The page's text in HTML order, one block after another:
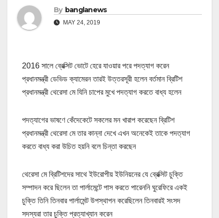
By banglanews
MAY 24, 2019
2016 সালে ব্রেক্সিট ভোটে হেরে যাওয়ার পরে পদত্যাগ করেন
প্রধানমন্ত্রী ডেভিড ক্যামেরন তারই উত্তরসূরী হলেন বর্তমান ব্রিটিশ
প্রধানমন্ত্রী থেরেসা মে যিনি চাপের মুখে পদত্যাগ করতে বাধ্য হলেন
পদত্যাগের ভাষণে কেঁদেকেটে সকলের মন খারাপ করেছেন ব্রিটিশ
প্রধানমন্ত্রী থেরেসা মে তার কান্না দেখে এখন অনেকেই তাকে পদত্যাগ
করতে বাধ্য করা উচিত হয়নি বলে চিন্তা করছেন
থেরেসা মে ব্রিটিশদের সাথে ইউরোপীয় ইউনিয়নের যে ব্রেক্সিট চুক্তি
সম্পাদন করে ছিলেন তা পার্লামেন্টে পাস করতে পারেননি ঘুরেফিরে একই
চুক্তি তিনি তিনবার পার্লামেন্ট উপস্থাপন করেছিলেন তিনবারই সংসদ
সদস্যরা তার চুক্তি প্রত্যাখ্যান করেন